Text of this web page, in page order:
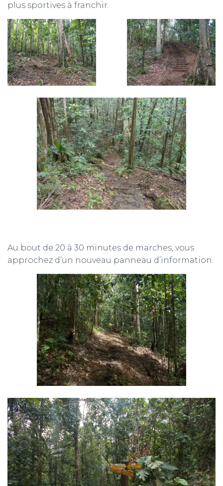
plus sportives à franchir.
Au bout de 20 à 30 minutes de marches, vous
approchez d’un nouveau panneau d’information.